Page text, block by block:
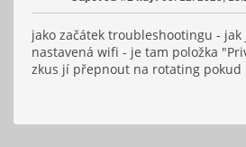
jako začátek troubleshootingu - jak
nastavená wifi - je tam položka
zkus jí přepnout na rotating pokud